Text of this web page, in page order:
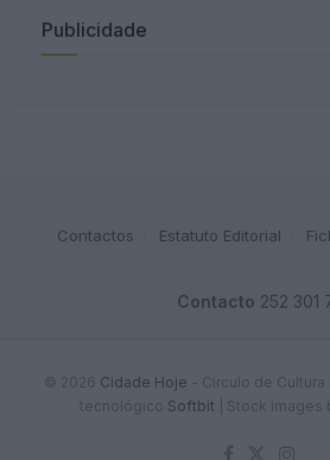
Publicidade
Contactos Estatuto Editorial
Contacto 252 301
© 2026 Cidade Hoje - Circulo de
tecnológico Softbit Stock images